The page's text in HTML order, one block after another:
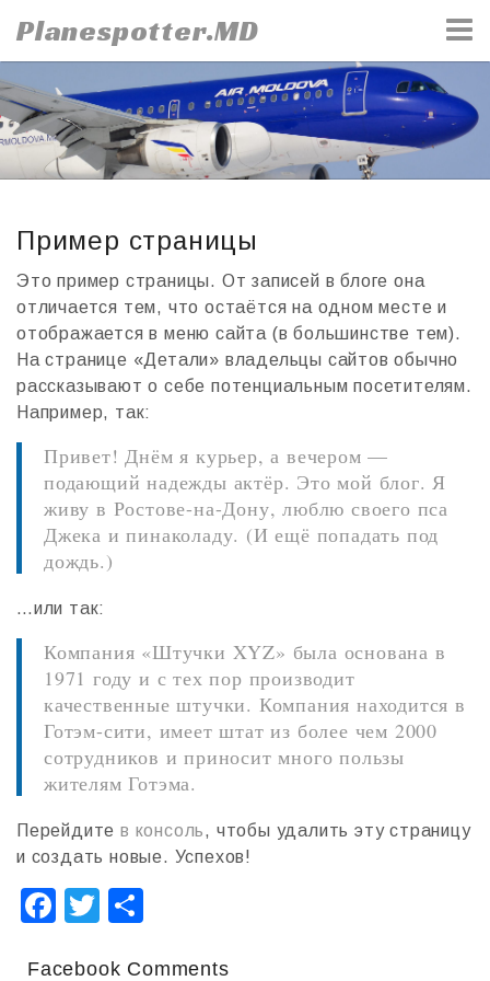
to
content
Planespotter.MD
Пример страницы
Это пример страницы. От записей в блоге она
отличается тем, что остаётся на одном месте и
отображается в меню сайта (в большинстве тем).
На странице «Детали» владельцы сайтов обычно
рассказывают о себе потенциальным посетителям.
Например, так:
Привет! Днём я курьер, а вечером —
подающий надежды актёр. Это мой блог. Я
живу в Ростове-на-Дону, люблю своего пса
Джека и пинаколаду. (И ещё попадать под
дождь.)
…или так:
Компания «Штучки XYZ» была основана в
1971 году и с тех пор производит
качественные штучки. Компания находится в
Готэм-сити, имеет штат из более чем 2000
сотрудников и приносит много пользы
жителям Готэма.
Перейдитев консоль, чтобы удалить эту страницу
и создать новые. Успехов!
F
T
Facebook Comments